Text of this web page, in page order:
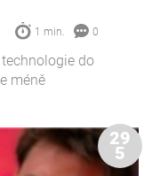
1 min. 0
do
méně
29
5